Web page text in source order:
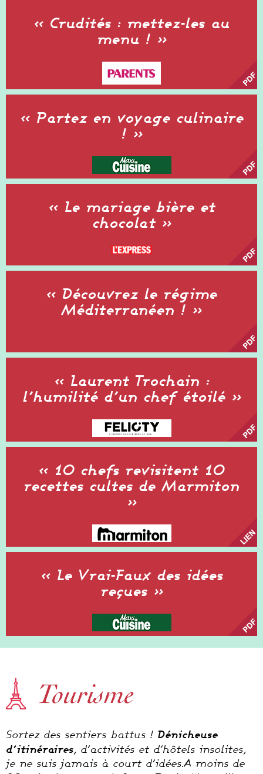
« Crudités : mettez-les au
menu ! »
« Partez en voyage culinaire
! »
« Le mariage bière et
chocolat »
« Découvrez le régime
Méditerranéen ! »
« Laurent Trochain :
l’humilité d’un chef étoilé »
« 10 chefs revisitent 10
recettes cultes de Marmiton
»
« Le Vrai-Faux des idées
reçues »
Tourisme
Sortez des sentiers battus ! Dénicheuse
d’itinéraires, d’activités et d’hôtels insolites,
je ne suis jamais à court d’idées.A moins de